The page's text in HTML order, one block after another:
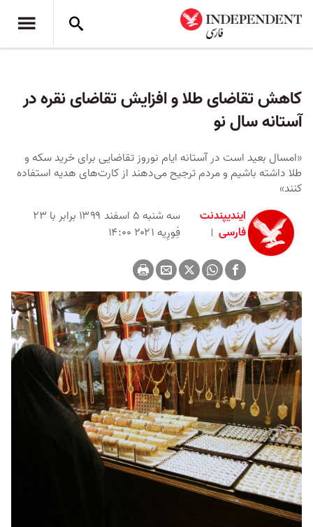
کاهش تقاضای طلا و افزایش تقاضای نقره در
آستانه سال نو
«امسال بعید است در آستانه ایام نوروز تقاضایی برای خرید سکه و
طلا داشته باشیم و مردم ترجیح می‌دهند از کارت‌های هدیه استفاده
کنند»
ایندیپندنت
فارسی
سه شنبه ۵ اسفند ۱۳۹۹ برابر با ۲۳
فِورِیه ۲۰۲۱ ۱۴:۰۰